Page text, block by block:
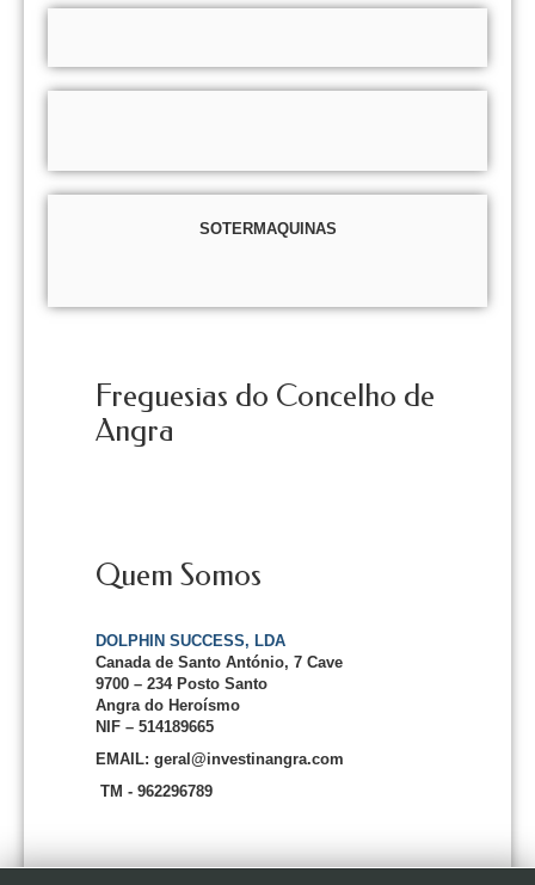
SOTERMAQUINAS
Freguesias do Concelho de
Angra
Quem Somos
DOLPHIN SUCCESS, LDA
Canada de Santo António, 7 Cave
9700 – 234 Posto Santo
Angra do Heroísmo
NIF – 514189665
EMAIL: geral@investinangra.com
TM - 962296789